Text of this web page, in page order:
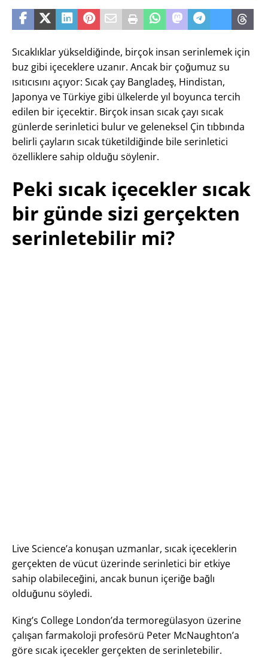
Sıcaklıklar yükseldiğinde, birçok insan serinlemek için
buz gibi içeceklere uzanır. Ancak bir çoğumuz su
ısıtıcısını açıyor: Sıcak çay Bangladeş, Hindistan,
Japonya ve Türkiye gibi ülkelerde yıl boyunca tercih
edilen bir içecektir. Birçok insan sıcak çayı sıcak
günlerde serinletici bulur ve geleneksel Çin tıbbında
belirli çayların sıcak tüketildiğinde bile serinletici
özelliklere sahip olduğu söylenir.
Peki sıcak içecekler sıcak
bir günde sizi gerçekten
serinletebilir mi?
Live Science’a konuşan uzmanlar, sıcak içeceklerin
gerçekten de vücut üzerinde serinletici bir etkiye
sahip olabileceğini, ancak bunun içeriğe bağlı
olduğunu söyledi.
King’s College London’da termoregülasyon üzerine
çalışan farmakoloji profesörü Peter McNaughton’a
göre sıcak içecekler gerçekten de serinletebilir.